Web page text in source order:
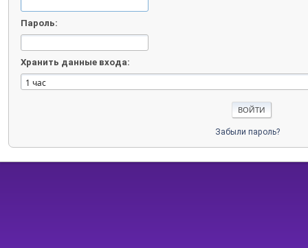
Пароль:
Хранить данные входа:
Забыли пароль?